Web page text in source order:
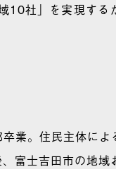
10社」を実現する
業。住民主体によ
富士吉田市の地域